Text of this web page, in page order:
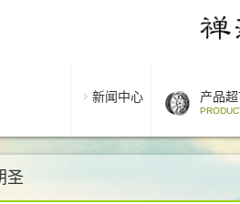
新闻中心 产品
圣